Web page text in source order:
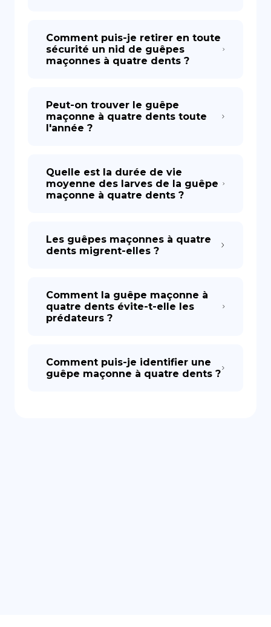
Comment puis-je retirer en toute
sécurité un nid de guêpes
maçonnes à quatre dents ?
Peut-on trouver le guêpe
maçonne à quatre dents toute
l'année ?
Quelle est la durée de vie
moyenne des larves de la guêpe
maçonne à quatre dents ?
Les guêpes maçonnes à quatre
dents migrent-elles ?
Comment la guêpe maçonne à
quatre dents évite-t-elle les
prédateurs ?
Comment puis-je identifier une
guêpe maçonne à quatre dents ?